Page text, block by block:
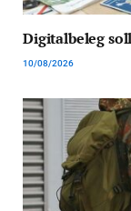
Digitalbeleg
10/08/2026